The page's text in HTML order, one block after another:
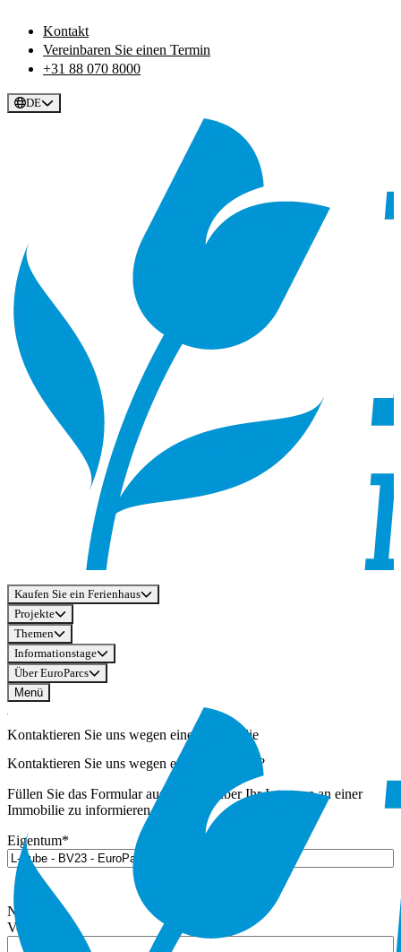
Kontakt
Vereinbaren Sie einen Termin
+31 88 070 8000
DE
Kaufen Sie ein Ferienhaus
Projekte
Themen
Informationstage
Über EuroParcs
Menü
Kontaktieren Sie uns wegen einer Immobilie
Kontaktieren Sie uns wegen einer Immobilie?
Füllen Sie das Formular aus, um uns über Ihr Interesse an einer
Immobilie zu informieren.
Eigentum*
Name
Vorname